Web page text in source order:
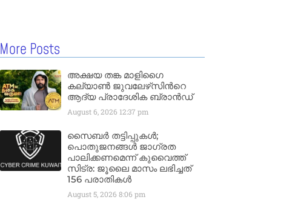
More Posts
അക്ഷയ തങ്ക മാളിഗൈ
കല്യാണ്‍ ജുവലേഴ്‌സിന്‍റെ
ആദ്യ പ്രാദേശിക ബ്രാന്‍ഡ്
August 6, 2026 12:37 pm
സൈബർ തട്ടിപ്പുകൾ;
പൊതുജനങ്ങൾ ജാഗ്രത
പാലിക്കണമെന്ന് കുവൈത്ത്
സിട്ര: ജൂലൈ മാസം ലഭിച്ചത്
156 പരാതികൾ
August 5, 2026 8:06 pm